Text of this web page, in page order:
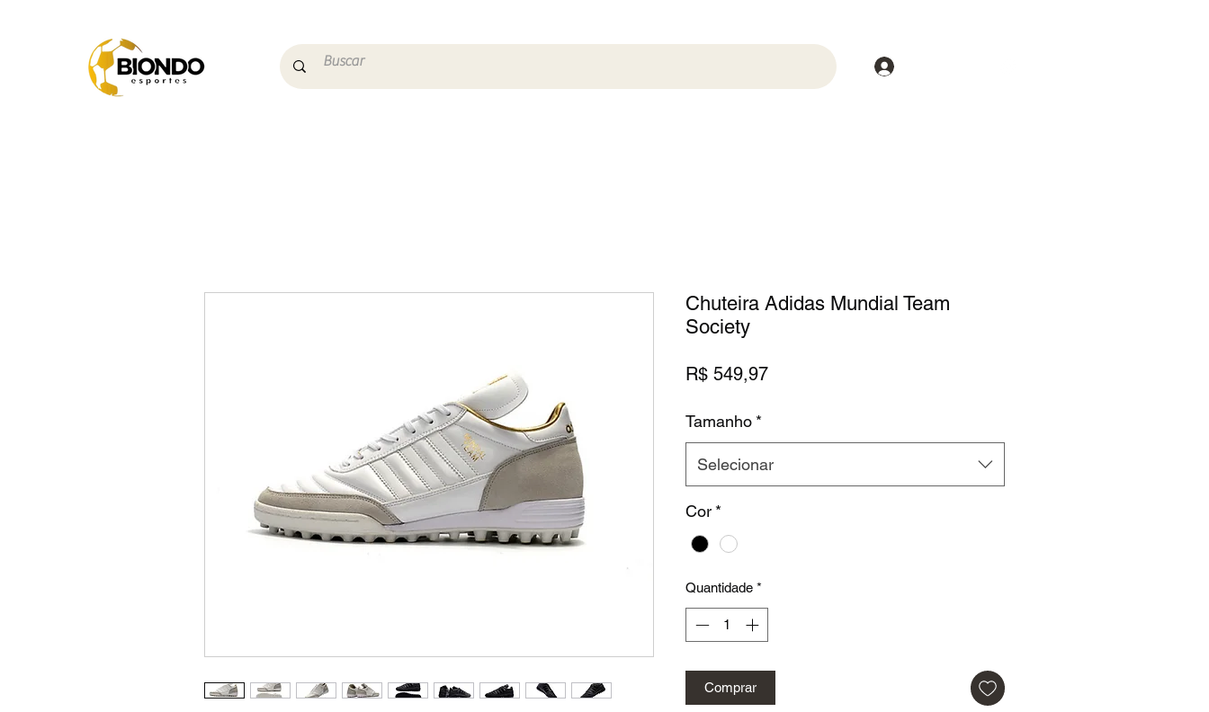
Chuteira Adidas Mundial Team
Society
R$ 549,97Preço
Tamanho *
Selecionar
Cor *
Quantidade *
Comprar